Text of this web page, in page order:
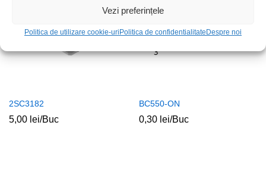
Vezi preferințele
Politica de utilizare cookie-uriPolitica de confidentialitateDespre noi
2SC3182
5,00 lei/Buc
BC550-ON
0,30 lei/Buc